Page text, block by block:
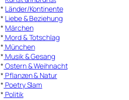
* Länder/Kontinente
* Liebe & Beziehung
* Märchen
* Mord & Totschlag
* München
* Musik & Gesang
* Ostern & Weihnacht
* Pflanzen & Natur
* Poetry Slam
* Politik